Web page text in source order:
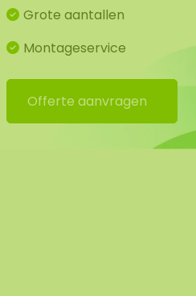
Grote aantallen
Montageservice
Offerte aanvragen